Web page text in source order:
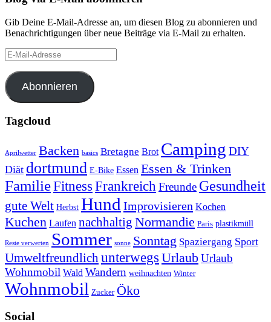
Gib Deine E-Mail-Adresse an, um diesen Blog zu abonnieren und
Benachrichtigungen über neue Beiträge via E-Mail zu erhalten.
E-
Mail-
Adresse
Abonnieren
Tagcloud
Aprilwetter Backen basics Bretagne Brot Camping DIY
Diät dortmund E-Bike Essen Essen & Trinken
FamilieFitness Frankreich Freunde Gesundheit
gute Welt Herbst Hund Improvisieren Kochen
Kuchen Laufen nachhaltig Normandie Paris plastikmüll
Reste verwerten Sommer sonne Sonntag Spaziergang Sport
Umweltfreundlich unterwegs UrlaubUrlaub
Wohnmobil Wald Wandern weihnachten Winter
Wohnmobil Zucker Öko
Social